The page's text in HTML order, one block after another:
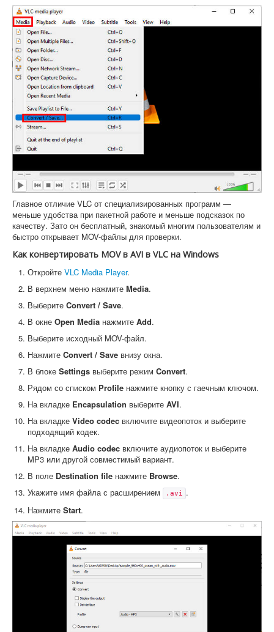
Главное отличие VLC от специализированных программ —
меньше удобства при пакетной работе и меньше подсказок по
качеству. Зато он бесплатный, знакомый многим пользователям и
быстро открывает MOV-файлы для проверки.
Как конвертировать MOV в AVI в VLC на Windows
Откройте VLC Media Player.
В верхнем меню нажмите Media.
Выберите Convert / Save.
В окне Open Media нажмите Add.
Выберите исходный MOV-файл.
Нажмите Convert / Save внизу окна.
В блоке Settings выберите режим Convert.
Рядом со списком Profile нажмите кнопку с гаечным ключом.
На вкладке Encapsulation выберите AVI.
На вкладке Video codec включите видеопоток и выберите
подходящий кодек.
На вкладке Audio codec включите аудиопоток и выберите
MP3 или другой совместимый вариант.
В поле Destination file нажмите Browse.
Укажите имя файла с расширением
.avi .
Нажмите Start.